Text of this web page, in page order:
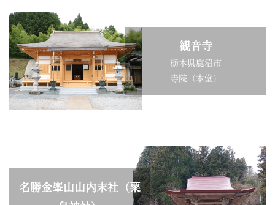
観音寺
栃木県鹿沼市
寺院（本堂）
名勝金峯山山内末社（粟